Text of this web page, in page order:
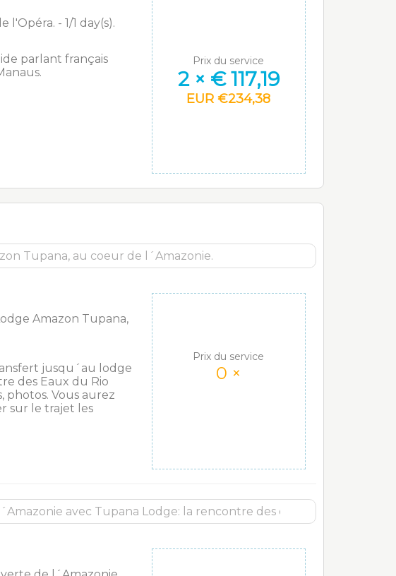
- 1/1 day(s).
parlant français
Prix du service
2× € 117,19
EUR€234,38
Amazon Tupana,
jusqu´au lodge
des Eaux du Rio
photos. Vous aurez
sur le trajet les
Prix du service
0 ×